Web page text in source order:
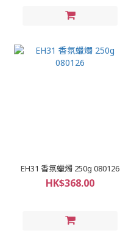
EH31 香氛蠟燭 250g 080126
HK$368.00